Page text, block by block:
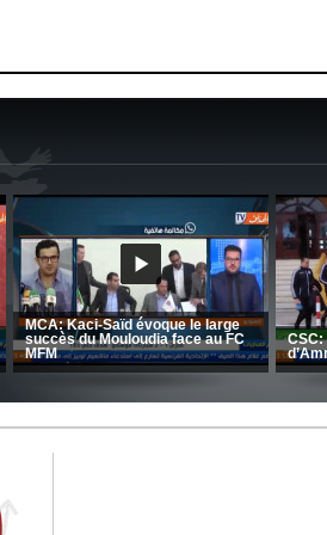
CRB: Entretien avec Toufik
Korichi